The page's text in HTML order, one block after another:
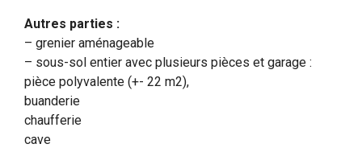
Autres parties :
– grenier aménageable
– sous-sol entier avec plusieurs pièces et garage :
pièce polyvalente (+- 22 m2),
buanderie
chaufferie
cave